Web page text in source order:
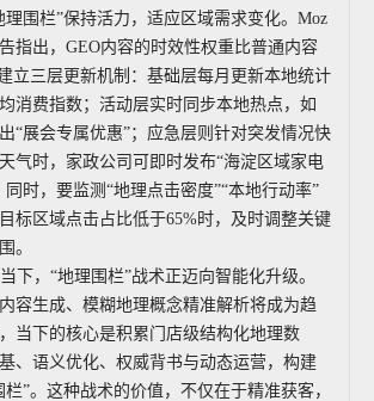
理围栏”保持活力，适应区域需求变化。Moz
指出，GEO内容的时效性权重比普通内容
立三层更新机制：基础层每月更新本地统计
消费指数；活动层实时同步本地热点，如
“展会专属优惠”；应急层则针对突发情况快
气时，家政公司可即时发布“海淀区域家电
同时，要监测“地理点击密度”“本地行动率”
标区域点击占比低于65%时，及时调整关键
。
下，“地理围栏”战术正迈向智能化升级。
容生成、模糊地理概念精准解析将成为趋
当下的核心是积累门店级结构化地理数
、语义优化、权威背书与动态运营，构建
”。这种战术的价值，不仅在于精准获客，